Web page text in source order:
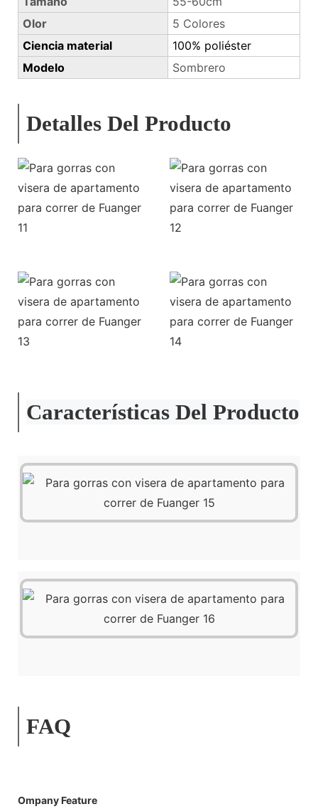
Olor
5 Colores
Ciencia material
100% poliéster
Modelo
Sombrero
Detalles Del Producto
Características Del Producto
FAQ
Ompany Feature